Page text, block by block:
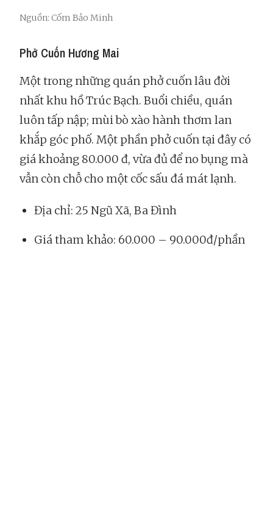
Nguồn: Cốm Bảo Minh
Phở Cuốn Hương Mai
Một trong những quán phở cuốn lâu đời
nhất khu hồ Trúc Bạch. Buổi chiều, quán
luôn tấp nập; mùi bò xào hành thơm lan
khắp góc phố. Một phần phở cuốn tại đây có
giá khoảng 80.000 đ, vừa đủ để no bụng mà
vẫn còn chỗ cho một cốc sấu đá mát lạnh.
Địa chỉ: 25 Ngũ Xã, Ba Đình
Giá tham khảo: 60.000 – 90.000đ/phần